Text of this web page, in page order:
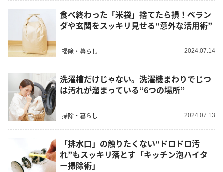
食べ終わった「米袋」捨てたら損！ベラン
ダや玄関をスッキリ見せる“意外な活用術”
掃除・暮らし 2024.07.14
洗濯槽だけじゃない。洗濯機まわりでじつ
は汚れが溜まっている“6つの場所”
掃除・暮らし 2024.07.13
「排水口」の触りたくない“ドロドロ汚
れ”もスッキリ落とす「キッチン泡ハイタ
ー掃除術」